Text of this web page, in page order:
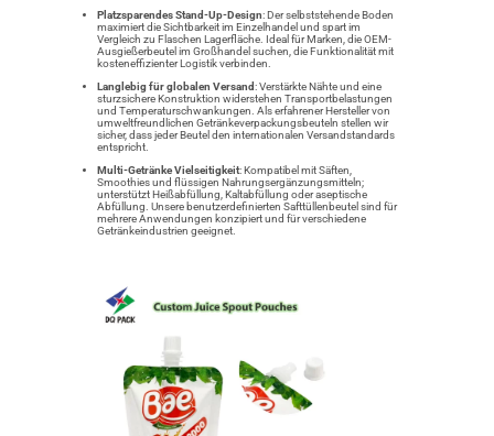
Platzsparendes Stand-Up-Design: Der selbststehende Boden
maximiert die Sichtbarkeit im Einzelhandel und spart im
Vergleich zu Flaschen Lagerfläche. Ideal für Marken, die OEM-
Ausgießerbeutel im Großhandel suchen, die Funktionalität mit
kosteneffizienter Logistik verbinden.
Langlebig für globalen Versand: Verstärkte Nähte und eine
sturzsichere Konstruktion widerstehen Transportbelastungen
und Temperaturschwankungen. Als erfahrener Hersteller von
umweltfreundlichen Getränkeverpackungsbeuteln stellen wir
sicher, dass jeder Beutel den internationalen Versandstandards
entspricht.
Multi-Getränke Vielseitigkeit: Kompatibel mit Säften,
Smoothies und flüssigen Nahrungsergänzungsmitteln;
unterstützt Heißabfüllung, Kaltabfüllung oder aseptische
Abfüllung. Unsere benutzerdefinierten Safttüllenbeutel sind für
mehrere Anwendungen konzipiert und für verschiedene
Getränkeindustrien geeignet.